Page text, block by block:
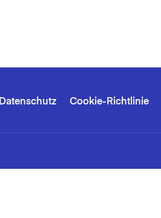
Datenschutz Cookie-Richtlinie